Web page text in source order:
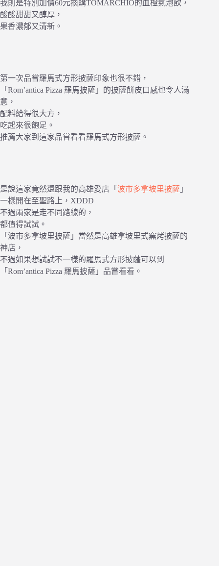
我則是特別加價60元換購TOMARCHIO的血橙氣泡飲，
酸酸甜甜又醇厚，
果香濃郁又清新。
第一次品嘗羅馬式方形披薩印象也很不錯，
「Rom’antica Pizza 羅馬披薩」的披薩餅皮口感也令人滿
意，
配料給得很大方，
吃起來很飽足。
推薦大家到這家品嘗看看羅馬式方形披薩。
是說這家竟然還跟我的高雄愛店「 波市多拿坡里披薩 」
一樣開在至聖路上，XDDD
不過兩家是走不同路線的，
都值得試試。
「波市多拿坡里披薩」當然是高雄拿坡里式窯烤披薩的
神店，
不過如果想試試不一樣的羅馬式方形披薩可以到
「Rom’antica Pizza 羅馬披薩」品嘗看看。